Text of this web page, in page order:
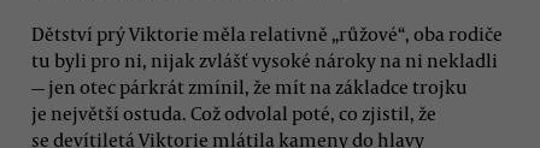
Dětství prý Viktorie měla relativně „růžové“, oba rodiče
tu byli pro ni, nijak zvlášť vysoké nároky na ni nekladli
— jen otec párkrát zmínil, že mít na základce trojku
je největší ostuda. Což odvolal poté, co zjistil, že
se devítiletá Viktorie mlátila kameny do hlavy